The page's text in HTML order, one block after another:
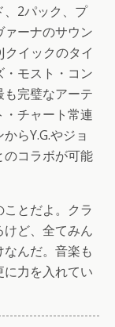
、2パック、プ
ーナのサウン
クイックのタイ
・モスト・コン
完璧なアーテ
チャート常連
らY.G.やジョ
のコラボが可能
ことだよ。クラ
ど、全てみん
んだ。音楽も
力を入れてい